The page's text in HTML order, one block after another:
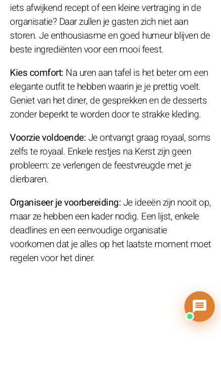
iets afwijkend recept of een kleine vertraging in de
organisatie? Daar zullen je gasten zich niet aan
storen. Je enthousiasme en goed humeur blijven de
beste ingrediënten voor een mooi feest.
Kies comfort: Na uren aan tafel is het beter om een
elegante outfit te hebben waarin je je prettig voelt.
Geniet van het diner, de gesprekken en de desserts
zonder beperkt te worden door te strakke kleding.
Voorzie voldoende:Je ontvangt graag royaal, soms
zelfs te royaal. Enkele restjes na Kerst zijn geen
probleem: ze verlengen de feestvreugde met je
dierbaren.
Organiseer je voorbereiding:Je ideeën zijn nooit op,
maar ze hebben een kader nodig. Een lijst, enkele
deadlines en een eenvoudige organisatie
voorkomen dat je alles op het laatste moment moet
regelen voor het diner.